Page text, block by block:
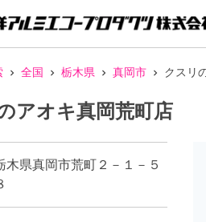
全国 栃木県 真岡市 クスリ
アオキ真岡荒町店
木県真岡市荒町２－１－５